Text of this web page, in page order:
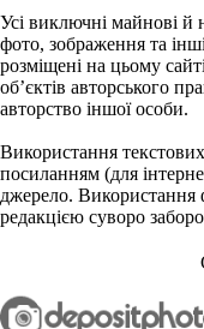
Усі виключні майнові й
фото, зображення та
розміщені на цьому
об’єктів авторського
авторство іншої особи.
Використання
посиланням (для
джерело. Використання
редакцією суворо